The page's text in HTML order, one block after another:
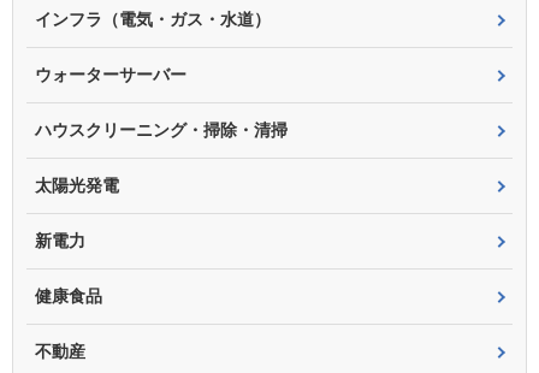
インフラ（電気・ガス・水道）
ウォーターサーバー
ハウスクリーニング・掃除・清掃
太陽光発電
新電力
健康食品
不動産